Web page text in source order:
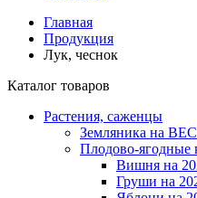
Главная
Продукция
Лук, чеснок
Каталог товаров
Растения, саженцы
Земляника на
Плодово-ягодные
Вишня на
Груши на